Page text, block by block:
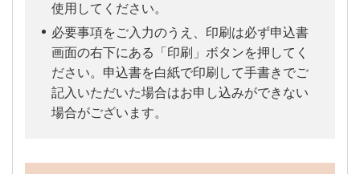
不正利用補償
場合、補償金額：年間100
万円まで当行が連絡を受け
た日から60日前まで遡り、
その日以降に発生した損害
な過失によって生じた場
使用してください。
必要事項をご入力のうえ、印刷は必ず申込書
画面の右下にある「印刷」ボタンを押してく
ださい。申込書を白紙で印刷して手書きでご
記入いただいた場合はお申し込みができない
場合がございます。